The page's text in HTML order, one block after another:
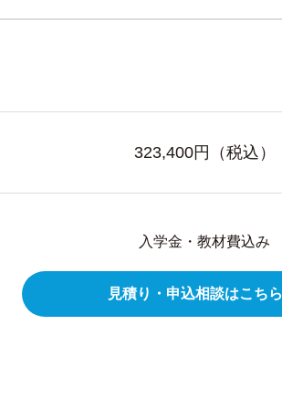
323,400円（税込）
入学金・教材費込み
見積り・申込相談はこちら